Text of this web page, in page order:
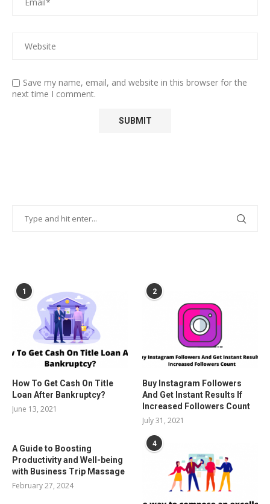
Save my name, email, and website in this browser for the
next time I comment.
1
How To Get Cash On Title
Loan After Bankruptcy?
June 13, 2021
2
Buy Instagram Followers
And Get Instant Results If
Increased Followers Count
July 31, 2021
A Guide to Boosting
Productivity and Well-being
with Business Trip Massage
February 27, 2024
4